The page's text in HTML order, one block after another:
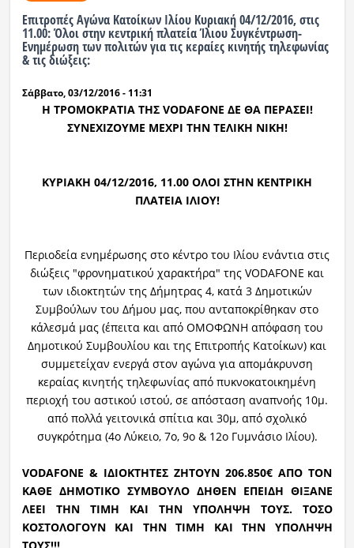
Επιτροπές Αγώνα Κατοίκων Ιλίου Κυριακή 04/12/2016, στις
11.00: Όλοι στην κεντρική πλατεία Ίλιου Συγκέντρωση-
Ενημέρωση των πολιτών για τις κεραίες κινητής τηλεφωνίας
& τις διώξεις:
Σάββατο, 03/12/2016 - 11:31
Η ΤΡΟΜΟΚΡΑΤΙΑ ΤΗΣ VODAFONE ΔΕ ΘΑ ΠΕΡΑΣΕΙ!
ΣΥΝΕΧΙΖΟΥΜΕ ΜΕΧΡΙ ΤΗΝ ΤΕΛΙΚΗ ΝΙΚΗ!
ΚΥΡΙΑΚΗ 04/12/2016, 11.00 ΟΛΟΙ ΣΤΗΝ ΚΕΝΤΡΙΚΗ
ΠΛΑΤΕΙΑ ΙΛΙΟΥ!
Περιοδεία ενημέρωσης στο κέντρο του Ιλίου ενάντια στις
διώξεις "φρονηματικού χαρακτήρα" της VODAFONE και
των ιδιοκτητών της Δήμητρας 4, κατά 3 Δημοτικών
Συμβούλων του Δήμου μας, που ανταποκρίθηκαν στο
κάλεσμά μας (έπειτα και από ΟΜΟΦΩΝΗ απόφαση του
Δημοτικού Συμβουλίου και της Επιτροπής Κατοίκων) και
συμμετείχαν ενεργά στον αγώνα για απομάκρυνση
κεραίας κινητής τηλεφωνίας από πυκνοκατοικημένη
περιοχή του αστικού ιστού, σε απόσταση αναπνοής 10μ.
από πολλά γειτονικά σπίτια και 30μ, από σχολικό
συγκρότημα (4ο Λύκειο, 7ο, 9ο & 12ο Γυμνάσιο Ιλίου).
VODAFONE & ΙΔΙΟΚΤΗΤΕΣ ΖΗΤΟΥΝ 206.850€ ΑΠΟ ΤΟΝ
ΚΑΘΕ ΔΗΜΟΤΙΚΟ ΣΥΜΒΟΥΛΟ ΔΗΘΕΝ ΕΠΕΙΔΗ ΘΙΞΑΝΕ
ΛΕΕΙ ΤΗΝ ΤΙΜΗ ΚΑΙ ΤΗΝ ΥΠΟΛΗΨΗ ΤΟΥΣ. ΤΟΣΟ
ΚΟΣΤΟΛΟΓΟΥΝ ΚΑΙ ΤΗΝ ΤΙΜΗ ΚΑΙ ΤΗΝ ΥΠΟΛΗΨΗ